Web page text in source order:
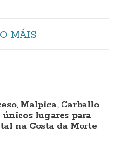
O MÁIS
Malpica, Carballo
únicos lugares para
na Costa da Morte